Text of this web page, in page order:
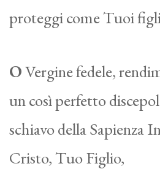
proteggi come Tuoi
OVergine fedele,
un così perfetto
schiavo della Sapienza
Cristo, Tuo Figlio,